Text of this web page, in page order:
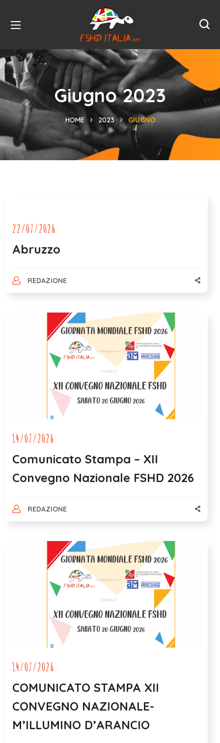
Giugno 2023
HOME 2023 GIUGNO
22/07/2026
Abruzzo
REDAZIONE
14/07/2026
Comunicato Stampa – XII
Convegno Nazionale FSHD 2026
REDAZIONE
14/07/2026
COMUNICATO STAMPA XII
CONVEGNO NAZIONALE-
M’ILLUMINO D’ARANCIO